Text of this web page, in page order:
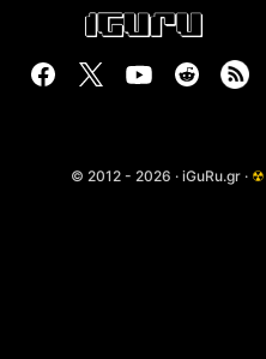
© 2012 - 2026 · iGuRu.gr · ☢